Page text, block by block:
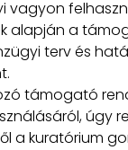
vagyon
alapján a
terv és
támogató
úgy
a kuratórium